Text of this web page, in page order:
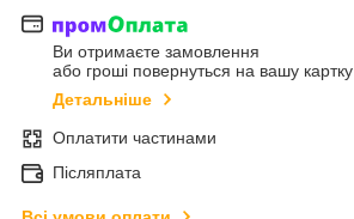
Ви отримаєте замовлення
або гроші повернуться на вашу картку
Детальніше
Оплатити частинами
Післяплата